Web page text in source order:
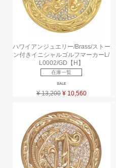
ハワイアンジュエリー/Brass/ストー
ン付きイニシャルゴルフマーカーL/
L0002/GD【H】
在庫一覧
SALE
¥ 13,200 ¥ 10,560